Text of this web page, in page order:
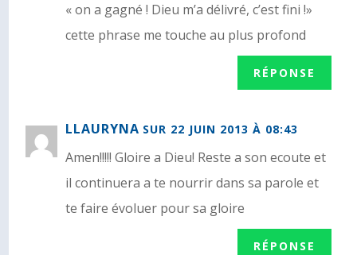
« on a gagné ! Dieu m’a délivré, c’est fini !»
cette phrase me touche au plus profond
RÉPONSE
LLAURYNA SUR 22 JUIN 2013 À 08:43
Amen!!!!! Gloire a Dieu! Reste a son ecoute et
il continuera a te nourrir dans sa parole et
te faire évoluer pour sa gloire
RÉPONSE